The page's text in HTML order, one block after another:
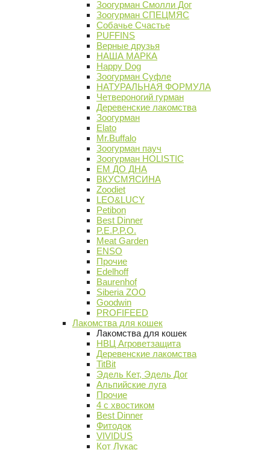
Зоогурман Смолли Дог
Зоогурман СПЕЦМЯС
Собачье Счастье
PUFFINS
Верные друзья
НАША МАРКА
Happy Dog
Зоогурман Суфле
НАТУРАЛЬНАЯ ФОРМУЛА
Четвероногий гурман
Деревенские лакомства
Зоогурман
Elato
Mr.Buffalo
Зоогурман пауч
Зоогурман HOLISTIC
ЕМ ДО ДНА
ВКУСМЯСИНА
Zoodiet
LEO&LUCY
Petibon
Best Dinner
P.E.P.P.O.
Meat Garden
ENSO
Прочие
Edelhoff
Baurenhof
Siberia ZOO
Goodwin
PROFIFEED
Лакомства для кошек
Лакомства для кошек
НВЦ Агроветзащита
Деревенские лакомства
TitBit
Эдель Кет, Эдель Дог
Альпийские луга
Прочие
4 с хвостиком
Best Dinner
Фитодок
VIVIDUS
Кот Лукас